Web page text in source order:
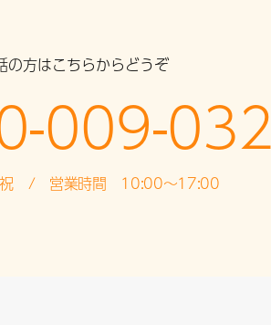
の方はこちらからどうぞ
009-
祝 / 営業時間 10:00～17:00